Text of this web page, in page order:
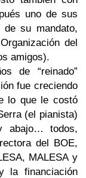
uno de sus
de su mandato,
del
amigos).
de “reinado”
fue creciendo
lo que le costó
(el pianista)
abajo… todos,
del BOE,
MALESA y
la financiación